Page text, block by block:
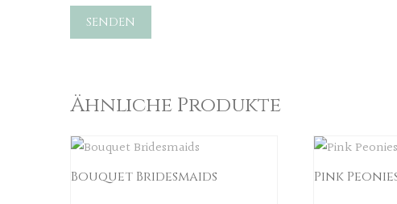
Ähnliche Produkte
Bouquet Bridesmaids Pink